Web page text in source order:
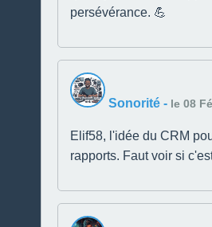
persévérance. 💪
Sonorité - le 08
Elif58, l'idée du CRM
rapports. Faut voir si